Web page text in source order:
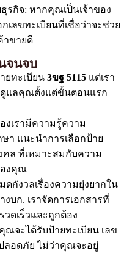
รกิจ: หากคุณเป็นเจ้าของ
เลขทะเบียนที่เชื่อว่าจะช่วย
าขายดี
จนจบ
ยทะเบียน 3ขฐ 5115 แต่เรา
ดูแลคุณตั้งแต่ขั้นตอนแรก
เรามีความรู้ความ
า แนะนำการเลือกป้าย
คล ที่เหมาะสมกับความ
องคุณ
กังวลเรื่องความยุ่งยากใน
บก. เราจัดการเอกสารที่
ดเร็วและถูกต้อง
ณจะได้รับป้ายทะเบียน เลข
ลอดภัย ไม่ว่าคุณจะอยู่